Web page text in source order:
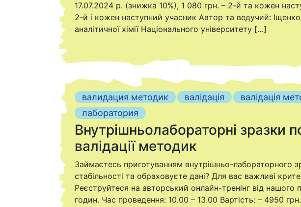
17.07.2024 р. (знижка 10%), 1 080 грн. – 2-й та кожен
2-й і кожен наступний учасник Автор та ведучий:
аналітичної хімії Національного університету […]
валидация методик валідація валідація
лаборатория
Внутрішньолабораторні зразки
валідації методик
Займаєтесь приготуванням внутрішньо-лабораторного
стабільності та обраховуєте дані? Для вас важливі
Реєструйтеся на авторський онлайн-тренінг від
годин. Час проведення: 10.00 – 13.00 Вартість: – 4950